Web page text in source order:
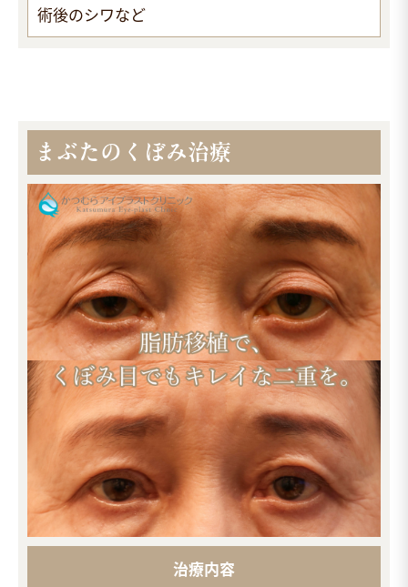
術後のシワなど
まぶたのくぼみ治療
治療内容